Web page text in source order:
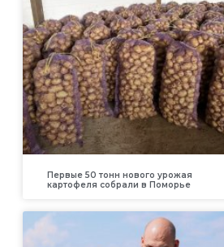
Первые 50 тонн нового урожая
картофеля собрали в Поморье